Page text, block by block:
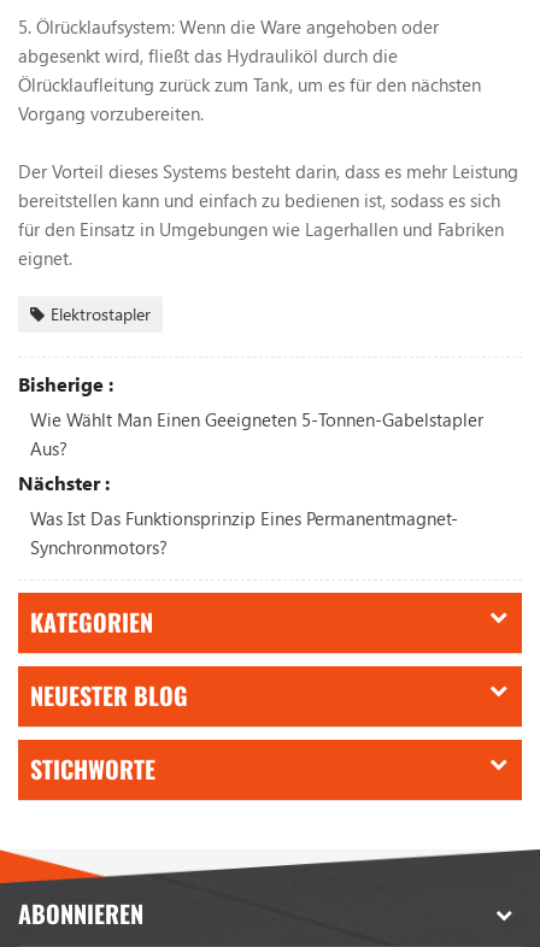
5. Ölrücklaufsystem: Wenn die Ware angehoben oder
abgesenkt wird, fließt das Hydrauliköl durch die
Ölrücklaufleitung zurück zum Tank, um es für den nächsten
Vorgang vorzubereiten.
Der Vorteil dieses Systems besteht darin, dass es mehr Leistung
bereitstellen kann und einfach zu bedienen ist, sodass es sich
für den Einsatz in Umgebungen wie Lagerhallen und Fabriken
eignet.
Elektrostapler
Bisherige :
Wie Wählt Man Einen Geeigneten 5-Tonnen-Gabelstapler
Aus?
Nächster :
Was Ist Das Funktionsprinzip Eines Permanentmagnet-
Synchronmotors?
KATEGORIEN
NEUESTER BLOG
STICHWORTE
ABONNIEREN